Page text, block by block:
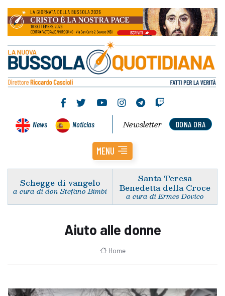
News Noticias DONA ORA
Newsletter
MENU
Schegge di vangelo
a cura di don Stefano Bimbi
Santa Teresa
Benedetta della Croce
a cura di Ermes Dovico
Aiuto alle donne
Home